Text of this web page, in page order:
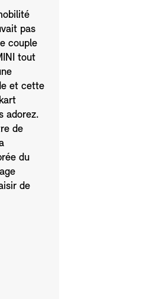
pas
couple
tout
et cette
adorez.
de
du
de